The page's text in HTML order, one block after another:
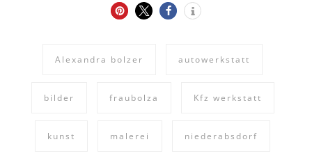
Alexandra bolzer autowerkstatt
bilder fraubolza Kfz werkstatt
kunst malerei niederabsdorf